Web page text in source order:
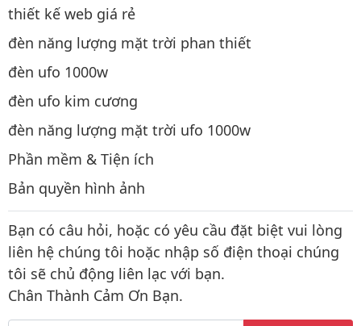
thiết kế web giá rẻ
đèn năng lượng mặt trời phan thiết
đèn ufo 1000w
đèn ufo kim cương
đèn năng lượng mặt trời ufo 1000w
Phần mềm & Tiện ích
Bản quyền hình ảnh
Bạn có câu hỏi, hoặc có yêu cầu đặt biệt vui lòng
liên hệ chúng tôi hoặc nhập số điện thoại chúng
tôi sẽ chủ động liên lạc với bạn.
Chân Thành Cảm Ơn Bạn.